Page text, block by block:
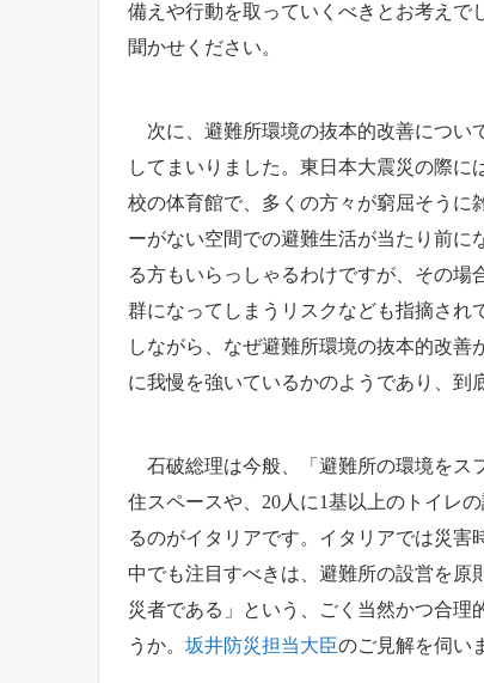
備えや行動を取っていくべきとお考えで
聞かせください。
次に、避難所環境の抜本的改善につい
してまいりました。東日本大震災の際
校の体育館で、多くの方々が窮屈そうに
ーがない空間での避難生活が当たり前
る方もいらっしゃるわけですが、その
群になってしまうリスクなども指摘され
しながら、なぜ避難所環境の抜本的改
に我慢を強いているかのようであり、到
石破総理は今般、「避難所の環境をス
住スペースや、20人に1基以上のトイレ
るのがイタリアです。イタリアでは災害
中でも注目すべきは、避難所の設営を
災者である」という、ごく当然かつ合理
うか。 坂井防災担当大臣のご見解を伺い